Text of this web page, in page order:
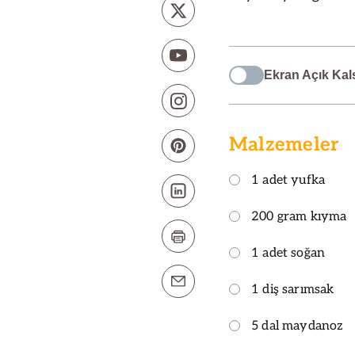
Ekran Açık
Malzemeler
1 adet yufka
200 gram kıyma
1 adet soğan
1 diş sarımsak
5 dal maydanoz